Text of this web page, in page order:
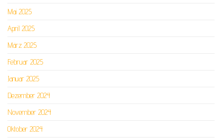
Mai 2025
April 2025
März 2025
Februar 2025
Januar 2025
Dezember 2024
November 2024
Oktober 2024